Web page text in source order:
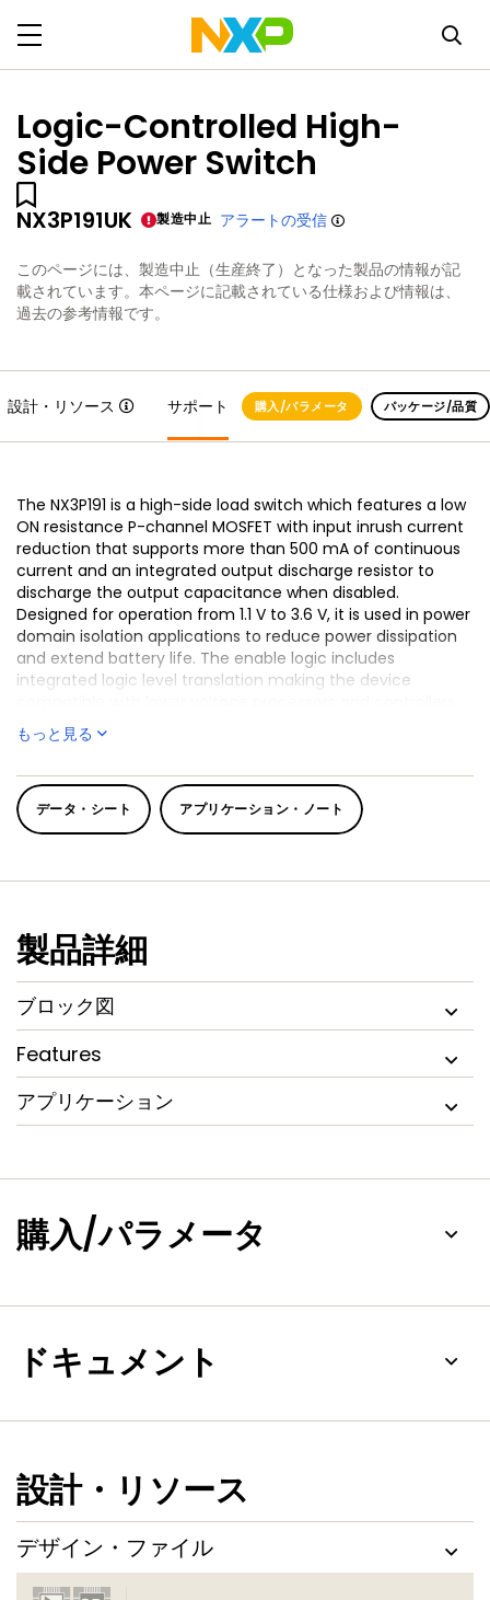
Logic-Controlled High-
Side Power Switch
NX3P191UK 製造中止 アラートの受信
このページには、製造中止（生産終了）となった製品の情報が記
載されています。本ページに記載されている仕様および情報は、
過去の参考情報です。
設計・リソース サポート 購入/パラメータ パッケージ/品質
The NX3P191 is a high-side load switch which features a low
ON resistance P-channel MOSFET with input inrush current
reduction that supports more than 500 mA of continuous
current and an integrated output discharge resistor to
discharge the output capacitance when disabled.
Designed for operation from 1.1 V to 3.6 V, it is used in power
domain isolation applications to reduce power dissipation
and extend battery life. The enable logic includes
integrated logic level translation making the device
The NX3P191 is ideal for portable, battery operated
applications due to low ground current and ultra-low
もっと見る
データ・シート アプリケーション・ノート
製品詳細
ブロック図
Features
アプリケーション
購入/パラメータ
ドキュメント
設計・リソース
デザイン・ファイル